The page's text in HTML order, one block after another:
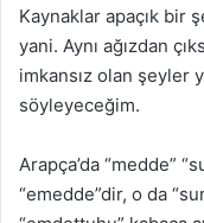
Kaynaklar apaçık bir
yani. Aynı ağızdan
imkansız olan şeyler
söyleyeceğim.
Arapça’da “medde”
“emedde”dir, o da